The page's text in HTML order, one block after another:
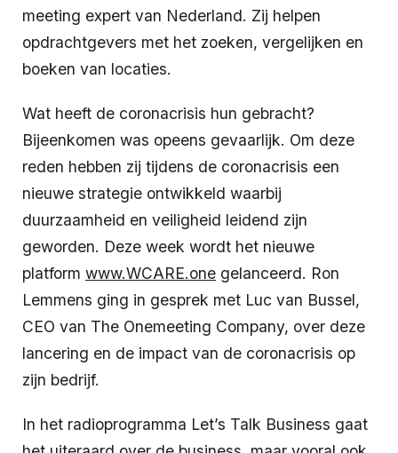
meeting expert van Nederland. Zij helpen
opdrachtgevers met het zoeken, vergelijken en
boeken van locaties.
Wat heeft de coronacrisis hun gebracht?
Bijeenkomen was opeens gevaarlijk. Om deze
reden hebben zij tijdens de coronacrisis een
nieuwe strategie ontwikkeld waarbij
duurzaamheid en veiligheid leidend zijn
geworden. Deze week wordt het nieuwe
platform www.WCARE.one gelanceerd. Ron
Lemmens ging in gesprek met Luc van Bussel,
CEO van The Onemeeting Company, over deze
lancering en de impact van de coronacrisis op
zijn bedrijf.
In het radioprogramma Let’s Talk Business gaat